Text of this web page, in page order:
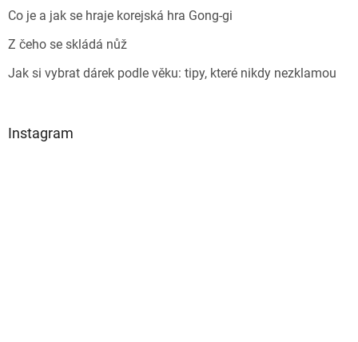
Co je a jak se hraje korejská hra Gong-gi
Z čeho se skládá nůž
Jak si vybrat dárek podle věku: tipy, které nikdy nezklamou
Instagram